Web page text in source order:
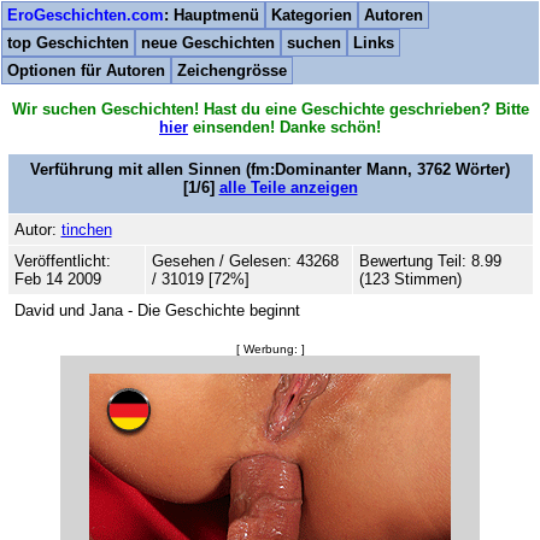
EroGeschichten.com: Hauptmenü Kategorien
Autoren
top Geschichten
neue Geschichten suchen
Links
Optionen für Autoren
Zeichengrösse
Wir suchen Geschichten! Hast du eine Geschichte geschrieben? Bitte
hier einsenden! Danke schön!
Verführung mit allen Sinnen (fm:Dominanter Mann, 3762 Wörter)
[1/6] alle Teile anzeigen
Autor: tinchen
Veröffentlicht:
Feb 14 2009
Gesehen / Gelesen: 43268
/ 31019 [72%]
Bewertung Teil: 8.99
(123 Stimmen)
David und Jana - Die Geschichte beginnt
[ Werbung: ]